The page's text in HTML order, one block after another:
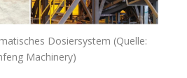
Dosiersystem (Quelle:
Machinery)